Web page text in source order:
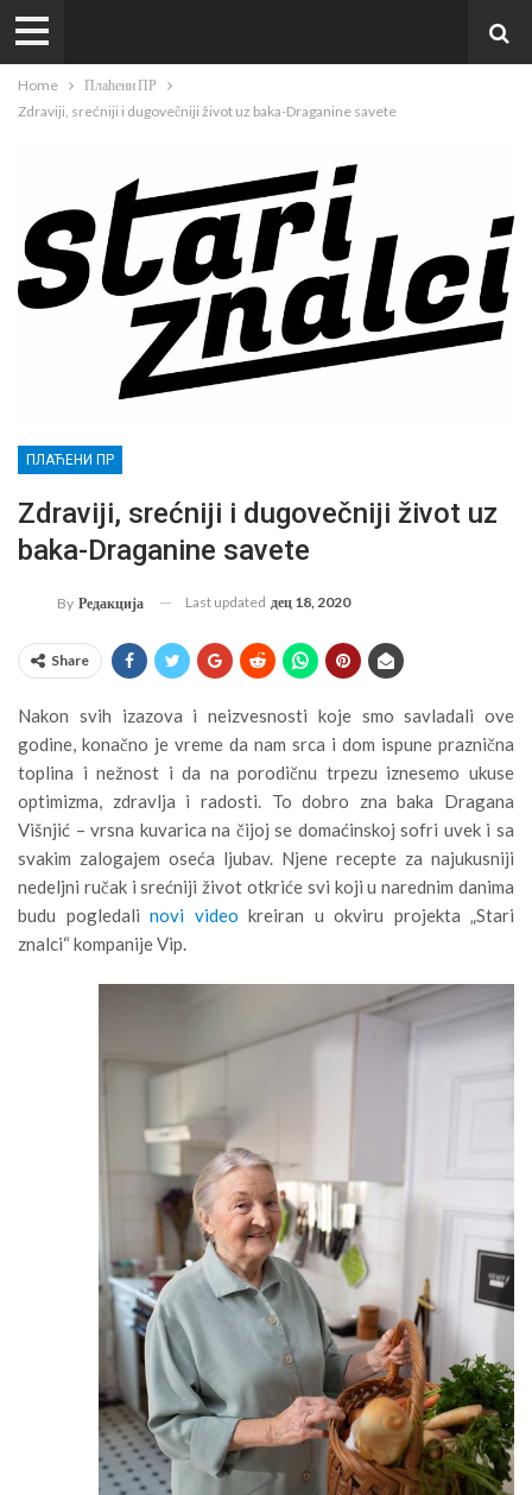
Home
Плаћени ПР
Zdraviji, srećniji i dugovečniji život uz baka-Draganine savete
ПЛАЋЕНИ ПР
Zdraviji, srećniji i dugovečniji život uz
baka-Draganine savete
By Редакција Last updated дец 18, 2020
Share
Nakon svih izazova i neizvesnosti koje smo savladali ove
godine, konačno je vreme da nam srca i dom ispune praznična
toplina i nežnost i da na porodičnu trpezu iznesemo ukuse
optimizma, zdravlja i radosti. To dobro zna baka Dragana
Višnjić – vrsna kuvarica na čijoj se domaćinskoj sofri uvek i sa
svakim zalogajem oseća ljubav. Njene recepte za najukusniji
nedeljni ručak i srećniji život otkriće svi koji u narednim danima
budu pogledali novi video kreiran u okviru projekta „Stari
znalci“ kompanije Vip.